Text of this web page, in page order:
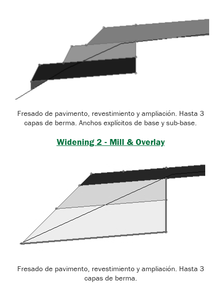
Fresado de pavimento, revestimiento y ampliación. Hasta 3
capas de berma. Anchos explícitos de base y sub-base.
Widening 2 - Mill & Overlay
Fresado de pavimento, revestimiento y ampliación. Hasta 3
capas de berma.